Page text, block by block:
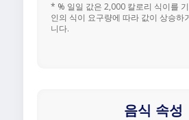
* % 일일 값은 2,000 칼로리 식이를
인의 식이 요구량에 따라 값이 상승하
니다.
음식 속성